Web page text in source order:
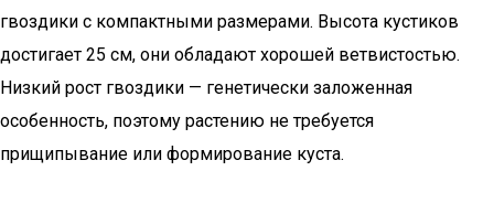
гвоздики с компактными размерами. Высота кустиков
достигает 25 см, они обладают хорошей ветвистостью.
Низкий рост гвоздики — генетически заложенная
особенность, поэтому растению не требуется
прищипывание или формирование куста.